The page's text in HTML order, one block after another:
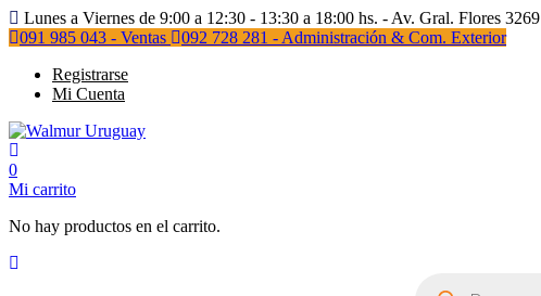
Lunes a Viernes de 9:00 a 12:30 - 13:30 a 18:00 hs. - Av. Gral. Flores 3269
091 985 043 - Ventas
092 728 281 - Administración & Com. Exterior
Registrarse
Mi Cuenta
0
Mi carrito
No hay productos en el carrito.